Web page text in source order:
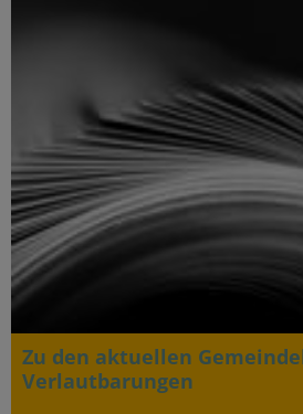
Zu den aktuellen
Verlautbarungen